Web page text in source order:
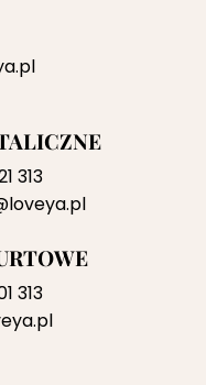
313
313